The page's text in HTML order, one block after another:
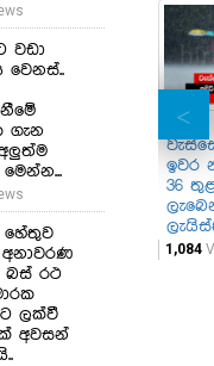
ඉවර
36
1,084
වඩා
ගැන
බස් රථ
ලක්වී
අවසන්